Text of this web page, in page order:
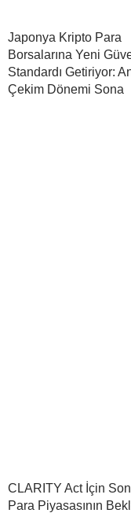
Japonya Kripto Para
Borsalarına Yeni
Standardı Getiriyor:
Çekim Dönemi Sona
CLARITY Act İçin
Para Piyasasının